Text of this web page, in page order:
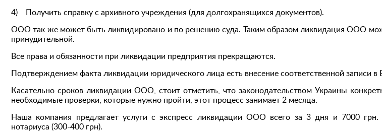
4) Получить справку с архивного учреждения (для долгохранящихся документов).
ООО так же может быть ликвидировано и по решению суда. Таким образом ликвидация ООО
принудительной.
Все права и обязанности при ликвидации предприятия прекращаются.
Подтверждением факта ликвидации юридического лица есть внесение соответственной записи в
Касательно сроков ликвидации ООО, стоит отметить, что законодательством Украины
необходимые проверки, которые нужно пройти, этот процесс занимает 2 месяца.
Наша компания предлагает услуги с экспресс ликвидации ООО всего за 3 дня и 7000 грн.
нотариуса (300-400 грн).